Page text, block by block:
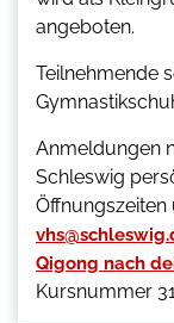
angeboten.
Teilnehmende
Anmeldungen
Schleswig
Öffnungszeiten
Qigong nach
Kursnummer